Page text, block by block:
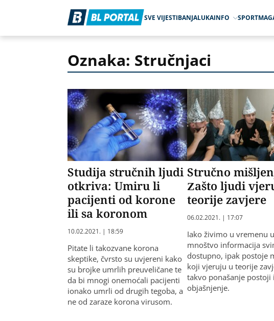
SVE VIJESTIBANJALUKAINFO SPORT
Oznaka: Stručnjaci
Studija stručnih ljudi
otkriva: Umiru li
pacijenti od korone
ili sa koronom
10.02.2021. | 18:59
Pitate li takozvane korona
skeptike, čvrsto su uvjereni kako
su brojke umrlih preuveličane te
da bi mnogi onemoćali pacijenti
ionako umrli od drugih tegoba, a
ne od zaraze korona virusom.
Stručno
Zašto ljudi
teorije zavjere
06.02.2021. | 17:07
Iako živimo u vremenu
mnoštvo informacija
dostupno, ipak postoje
koji vjeruju u teorije
takvo ponašanje postoji
objašnjenje.